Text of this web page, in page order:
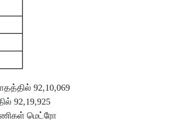
92,10,069
92,19,925
மெட்ரோ